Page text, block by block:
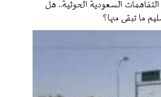
السعودية الحوثية.. هل
ما تبقى منها؟